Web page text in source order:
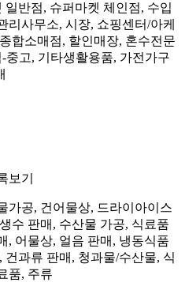
반점, 슈퍼마켓 체인점, 수입
리사무소, 시장, 쇼핑센터/아케
합소매점, 할인매장, 혼수전문
중고, 기타생활용품, 가전가구
보기
가공, 건어물상, 드라이아이스
수 판매, 수산물 가공, 식료품
, 어물상, 얼음 판매, 냉동식품
과류 판매, 청과물/수산물, 식
품, 주류